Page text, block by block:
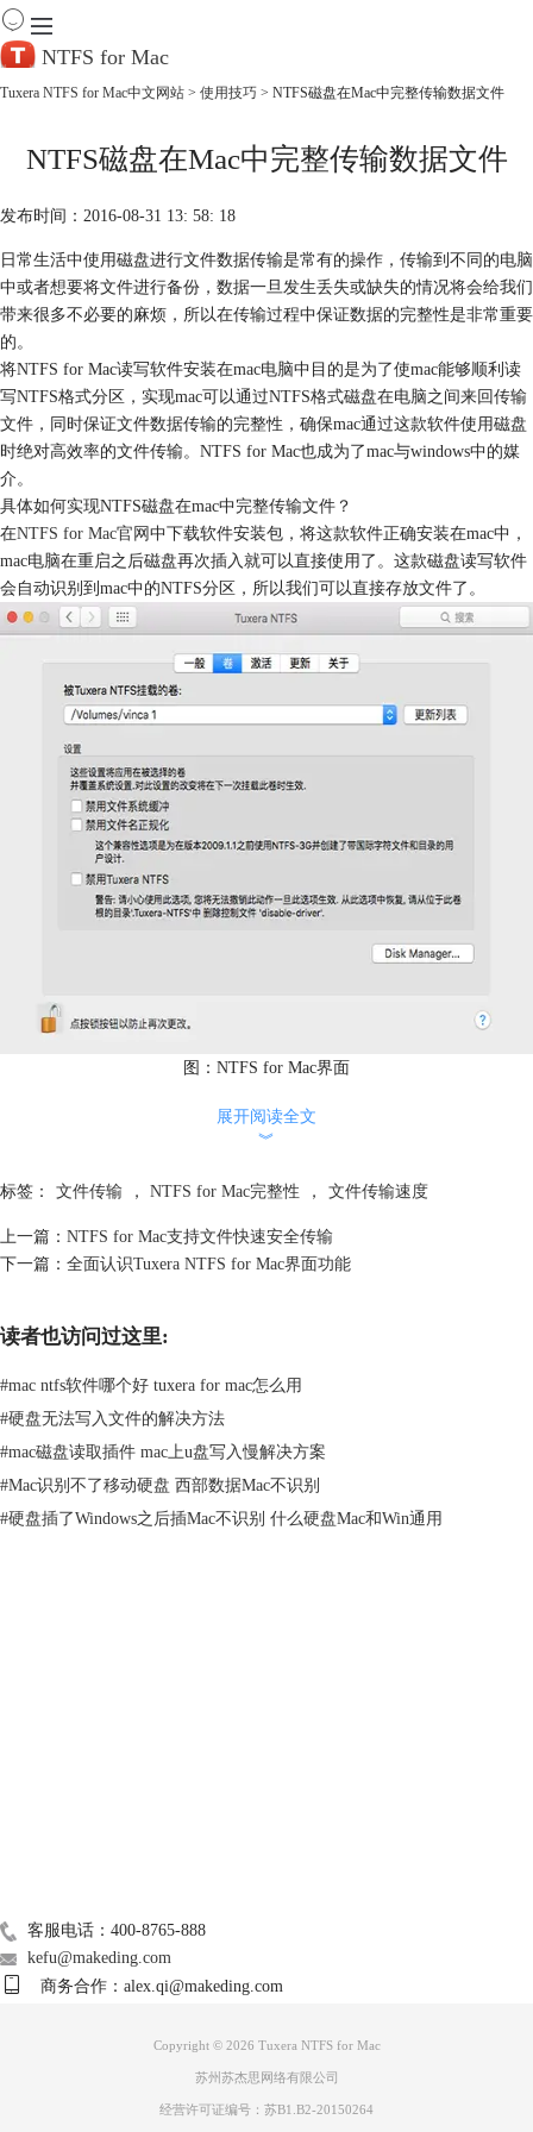
NTFS for Mac
产 品
服务中心
购买
Tuxera NTFS for Mac中文网站 > 使用技巧 > NTFS磁盘在Mac中完整传输数据文件
NTFS磁盘在Mac中完整传输数据文件
发布时间：2016-08-31 13: 58: 18
日常生活中使用磁盘进行文件数据传输是常有的操作，传输到不同的电脑
中或者想要将文件进行备份，数据一旦发生丢失或缺失的情况将会给我们
带来很多不必要的麻烦，所以在传输过程中保证数据的完整性是非常重要
的。
将NTFS for Mac读写软件安装在mac电脑中目的是为了使mac能够顺利读
写NTFS格式分区，实现mac可以通过NTFS格式磁盘在电脑之间来回传输
文件，同时保证文件数据传输的完整性，确保mac通过这款软件使用磁盘
时绝对高效率的文件传输。NTFS for Mac也成为了mac与windows中的媒
介。
具体如何实现NTFS磁盘在mac中完整传输文件？
在NTFS for Mac官网中下载软件安装包，将这款软件正确安装在mac中，
mac电脑在重启之后磁盘再次插入就可以直接使用了。这款磁盘读写软件
会自动识别到mac中的NTFS分区，所以我们可以直接存放文件了。
图：NTFS for Mac界面
用，给用户带来了更多的方便。打开磁盘即可将mac中的文件存入其中。
在使用这款软件时，我们在官网下载的安装包使用时有一个使用期限，为
了让mac能一直使用这款软件必须要学会获取NTFS for Mac激活码
件快速激活实现长时间使用。同时，在它的中文官网中有许多软件相关使
心。
wzcs.html
展开阅读全文
︾
标签： 文件传输 ， NTFS for Mac完整性 ， 文件传输速度
上一篇： NTFS for Mac支持文件快速安全传输
下一篇： 全面认识Tuxera NTFS for Mac界面功能
读者也访问过这里:
#mac ntfs软件哪个好 tuxera for mac怎么用
#硬盘无法写入文件的解决方法
#mac磁盘读取插件 mac上u盘写入慢解决方案
#Mac识别不了移动硬盘 西部数据Mac不识别
#硬盘插了Windows之后插Mac不识别 什么硬盘Mac和Win通用
客服电话：400-8765-888
kefu@makeding.com
商务合作：alex.qi@makeding.com
Copyright © 2026 Tuxera NTFS for Mac
苏州苏杰思网络有限公司
经营许可证编号：苏B1.B2-20150264